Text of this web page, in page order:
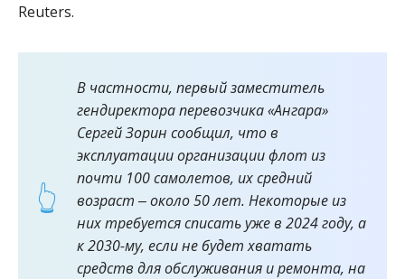
Reuters.
В частности, первый заместитель
гендиректора перевозчика «Ангара»
Сергей Зорин сообщил, что в
эксплуатации организации флот из
почти 100 самолетов, их средний
возраст ‒ около 50 лет. Некоторые из
них требуется списать уже в 2024 году, а
к 2030-му, если не будет хватать
средств для обслуживания и ремонта, на